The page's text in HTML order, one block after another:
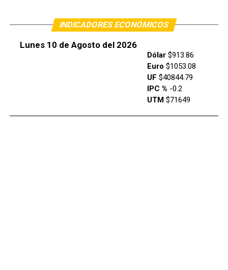
INDICADORES ECONÓMICOS
Lunes 10 de Agosto del 2026
Dólar$913.86
Euro $1053.08
UF $40844.79
IPC % -0.2
UTM$71649